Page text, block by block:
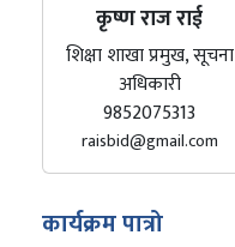
कृष्ण राज राई
शिक्षा शाखा प्रमुख, सूचना
अधिकारी
9852075313
raisbid@gmail.com
कार्यक्रम पात्रो